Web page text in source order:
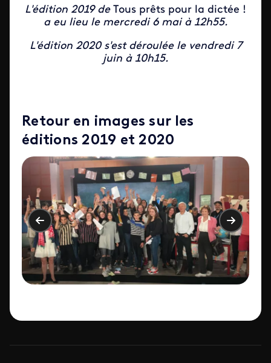
L'édition 2019 de Tous prêts pour la dictée !
a eu lieu le mercredi 6 mai à 12h55.
L'édition 2020 s'est déroulée le vendredi 7
juin à 10h15.
Retour en images sur les
éditions 2019 et 2020